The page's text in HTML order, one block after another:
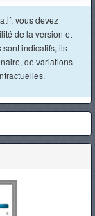
vous devez
de la version et
indicatifs, ils
de variations